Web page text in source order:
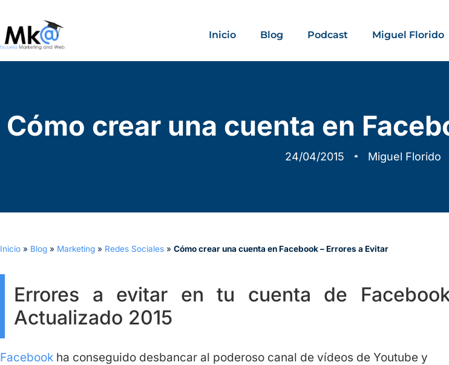
Inicio Blog Podcast Miguel Florido
Cómo crear una cuenta en
24/04/2015 Miguel Florido
Inicio » Blog » Marketing » Redes Sociales » Cómo crear una cuenta en Facebook – Errores a Evitar
Errores a evitar en tu cuenta de
Actualizado 2015
Facebook ha conseguido desbancar al poderoso canal de vídeos de Youtube y